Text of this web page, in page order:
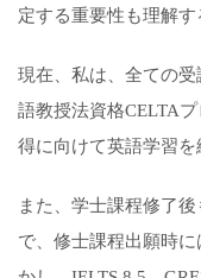
定する重要性も理解す
現在、私は、全ての
語教授法資格CELTA
得に向けて英語学習を
また、学士課程修了
で、修士課程出願時